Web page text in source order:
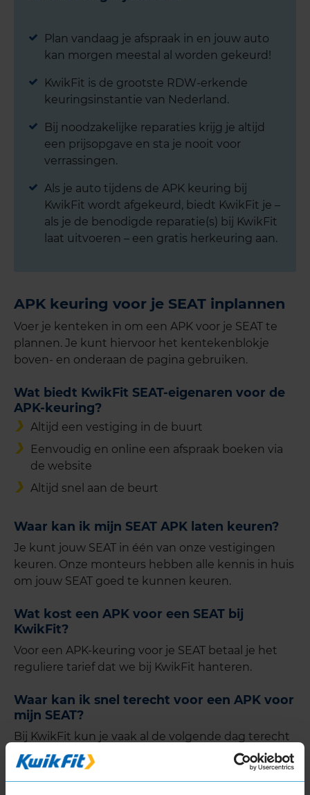
Plan vandaag je afspraak in en jouw auto
kan morgen meestal al worden gekeurd!
KwikFit is de grootste RDW-erkende
keuringsinstantie van Nederland.
Bij noodzakelijke reparaties krijg je altijd
een prijsopgave en sta je nooit voor
verrassingen.
Als je auto tijdens de APK keuring bij
KwikFit wordt afgekeurd, biedt KwikFit je –
als je de benodigde reparatie(s) bij KwikFit
laat uitvoeren – een gratis herkeuring aan.
APK keuring voor je SEAT inplannen
Voer je kenteken in om een APK voor je SEAT te
plannen. Je kunt hiervoor het kentekenblokje
boven- en onderaan de pagina gebruiken.
Wat biedt KwikFit SEAT-eigenaren voor de
APK-keuring?
Altijd een vestiging in de buurt
Eenvoudig en online een afspraak boeken via
de website
Altijd snel aan de beurt
Waar kan ik mijn SEAT APK laten keuren?
Je kunt jouw SEAT in één van onze vestigingen
keuren. Onze monteurs hebben alle kennis in huis
om jouw SEAT goed te kunnen keuren.
Wat kost een APK voor een SEAT bij
KwikFit?
Voor een APK-keuring voor je SEAT betaal je het
reguliere tarief dat we bij KwikFit hanteren.
Waar kan ik snel terecht voor een APK voor
mijn SEAT?
Bij KwikFit kun je vaak al de volgende dag terecht
voor de APK van je SEAT. Daarnaast kun je kiezen
voor een dagafspraak waarbij je je auto 's ochtends
brengt of een door jou te kiezen uurafspraak: je